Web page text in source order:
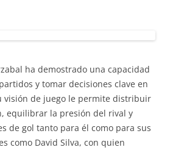
ha demostrado una capacidad
y tomar decisiones clave en
visión de juego le permite distribuir
equilibrar la presión del rival y
de gol tanto para él como para sus
como David Silva, con quien